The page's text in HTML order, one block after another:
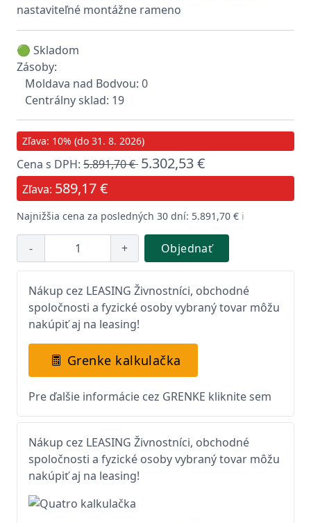
nastaviteľné montážne rameno
🟢 Skladom
Zásoby:
Moldava nad Bodvou: 0
Centrálny sklad: 19
Zľava: 10% (do 31. 8. 2026)
Cena s DPH: 5.891,70 € 5.302,53 €
Zľava: 589,17 €
Najnižšia cena za posledných 30 dní: 5.891,70 € ℹ️
- + Objednať
Nákup cez LEASING Živnostníci, obchodné
spoločnosti a fyzické osoby vybraný tovar môžu
nakúpiť aj na leasing!
Grenke kalkulačka
Pre ďalšie informácie cez GRENKE kliknite sem
Nákup cez LEASING Živnostníci, obchodné
spoločnosti a fyzické osoby vybraný tovar môžu
nakúpiť aj na leasing!